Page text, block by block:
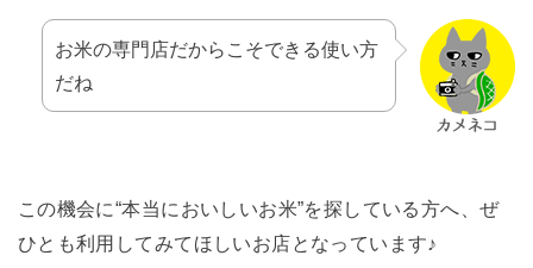
お米の専門店だからこそできる使い方
だね
この機会に“本当においしいお米”を探している方へ、ぜ
ひとも利用してみてほしいお店となっています♪